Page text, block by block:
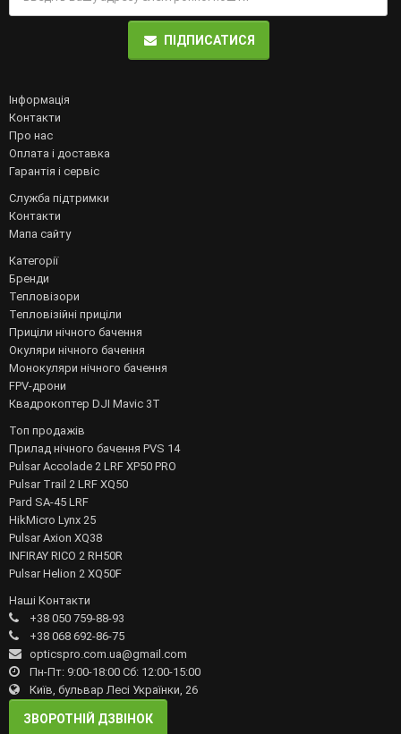
ПІДПИСАТИСЯ
Інформація
Контакти
Про нас
Оплата і доставка
Гарантія і сервіс
Служба підтримки
Контакти
Мапа сайту
Категорії
Бренди
Тепловізори
Тепловізійні приціли
Приціли нічного бачення
Окуляри нічного бачення
Монокуляри нічного бачення
FPV-дрони
Квадрокоптер DJI Mavic 3T
Топ продажів
Прилад нічного бачення PVS 14
Pulsar Accolade 2 LRF XP50 PRO
Pulsar Trail 2 LRF XQ50
Pard SA-45 LRF
HikMicro Lynx 25
Pulsar Axion XQ38
INFIRAY RICO 2 RH50R
Pulsar Helion 2 XQ50F
Наші Контакти
+38 050 759-88-93
+38 068 692-86-75
opticspro.com.ua@gmail.com
Пн-Пт: 9:00-18:00 Сб: 12:00-15:00
Київ, бульвар Лесі Українки, 26
ЗВОРОТНІЙ ДЗВІНОК